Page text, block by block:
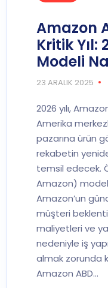
Amazon
Kritik Yıl:
Modeli
23 ARALIK 2025
2026 yılı,
Amerika
pazarına ürün
rekabetin
temsil edecek.
Amazon)
Amazon’un
müşteri
maliyetleri ve
nedeniyle iş
almak zorunda
Amazon ABD…